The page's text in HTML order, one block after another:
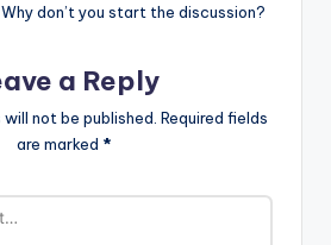
don’t you start the discussion?
a Reply
not be published. Required fields
are marked *